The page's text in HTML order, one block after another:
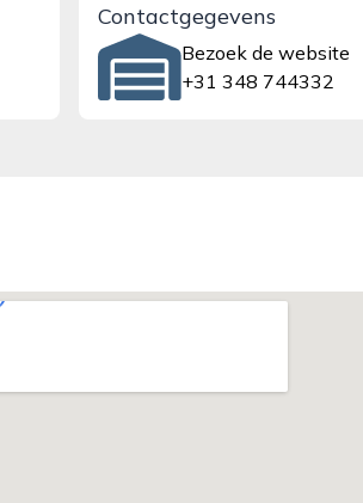
Contactgegevens
Bezoek de website
+31 348 744332